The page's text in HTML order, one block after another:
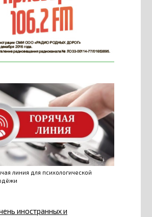
линия для психологической
иностранных и